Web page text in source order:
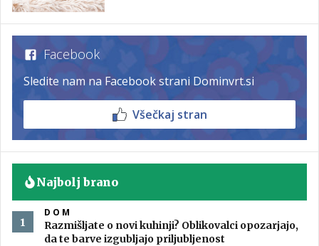
Facebook
Sledite nam na Facebook strani Dominvrt.si
Všečkaj stran
Najbolj brano
DOM
Razmišljate o novi kuhinji? Oblikovalci opozarjajo,
da te barve izgubljajo priljubljenost